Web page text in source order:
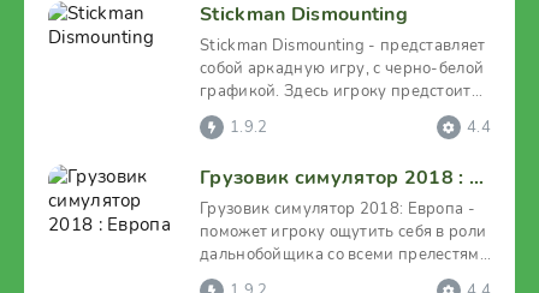
Stickman Dismounting
Stickman Dismounting - представляет
собой аркадную игру, с черно-белой
графикой. Здесь игроку предстоит
ездить на
1.9.2 4.4
Грузовик симулятор 2018 : Европа
Грузовик симулятор 2018: Европа -
поможет игроку ощутить себя в роли
дальнобойщика со всеми прелестями
и изъянами этой